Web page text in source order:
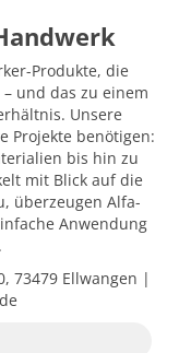
Produkte, die
und das zu einem
Unsere
Projekte benötigen:
bis hin zu
mit Blick auf die
überzeugen Alfa-
Anwendung
73479 Ellwangen |